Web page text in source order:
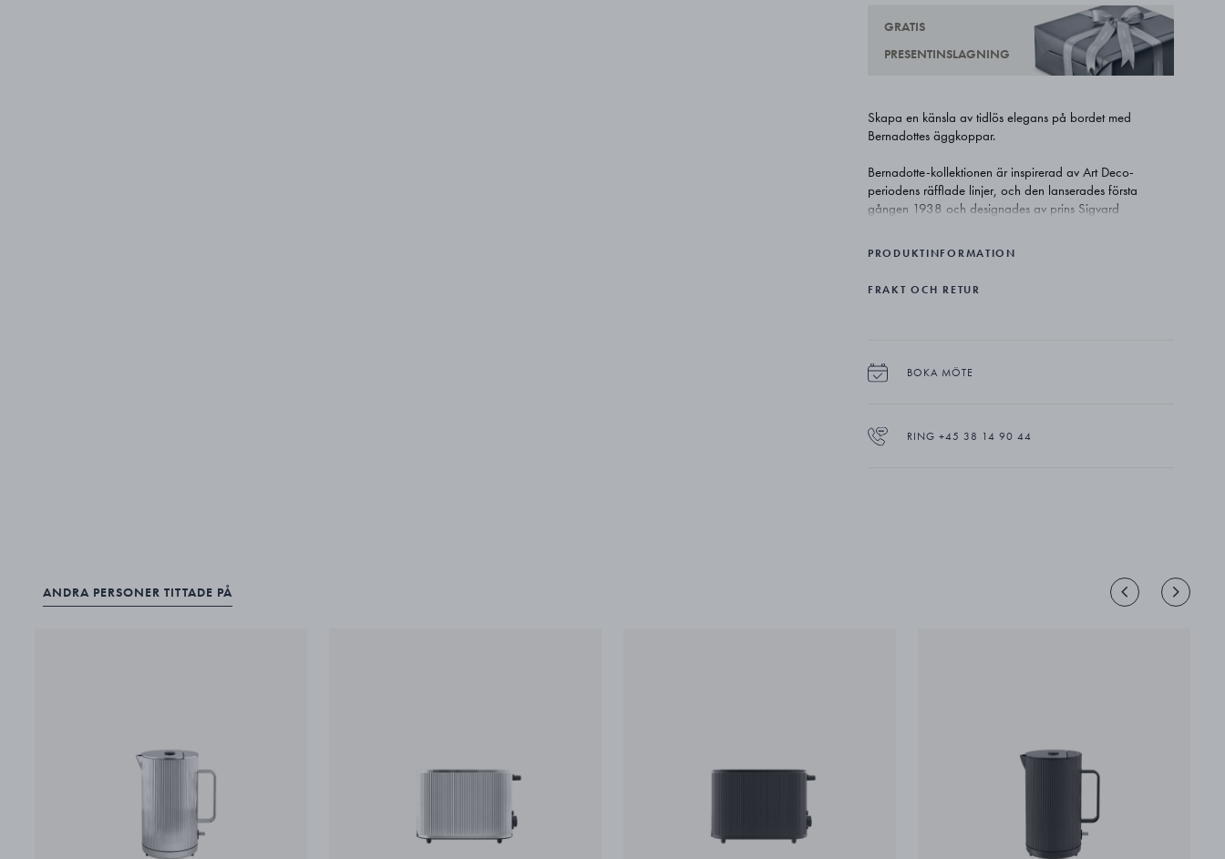
GRATIS
PRESENTINSLAGNING
Skapa en känsla av tidlös elegans på bordet med
Bernadottes äggkoppar.
Bernadotte-kollektionen är inspirerad av Art Deco-
periodens räfflade linjer, och den lanserades första
gången 1938 och designades av prins Sigvard
och hans eleganta och diskret dekorerade stil
också till en av Georg Jensens mest framgångsrika
- eller varför inte skämma bort dig själv lite extra.
PRODUKTINFORMATION
FRAKT OCH RETUR
BOKA MÖTE
RING +45 38 14 90 44
ANDRA PERSONER TITTADE PÅ